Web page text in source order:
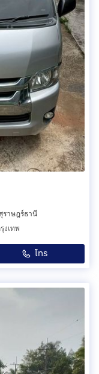
ราษฎร์ธานี
งเทพ
โทร